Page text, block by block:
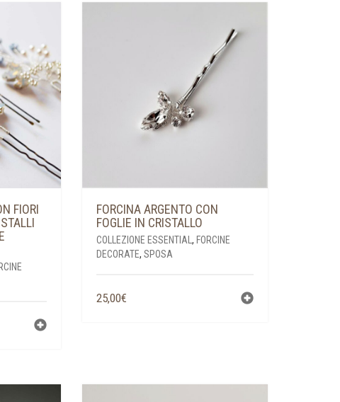
FIORI
FORCINA ARGENTO CON
FOGLIE IN CRISTALLO
COLLEZIONE ESSENTIAL , FORCINE
DECORATE, SPOSA
25,00€